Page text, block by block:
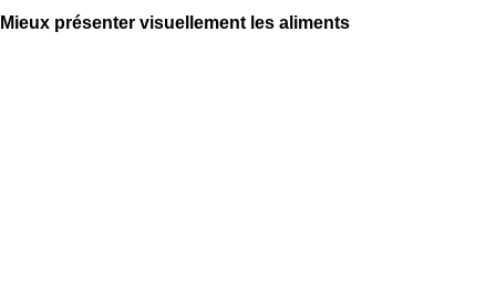
Mieux présenter visuellement les aliments